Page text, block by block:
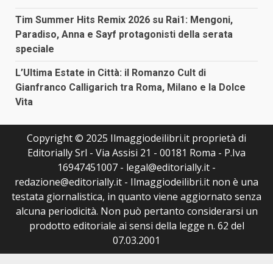
Tim Summer Hits Remix 2026 su Rai1: Mengoni,
Paradiso, Anna e Sayf protagonisti della serata
speciale
L’Ultima Estate in Città: il Romanzo Cult di
Gianfranco Calligarich tra Roma, Milano e la Dolce
Vita
Copyright © 2025 Ilmaggiodeilibri.it proprietà di
Editorially Srl - Via Assisi 21 - 00181 Roma - P.Iva
16947451007 - legal@editorially.it -
redazione@editorially.it - Ilmaggiodeilibri.it non è una
testata giornalistica, in quanto viene aggiornato senza
alcuna periodicità. Non può pertanto considerarsi un
prodotto editoriale ai sensi della legge n. 62 del
07.03.2001